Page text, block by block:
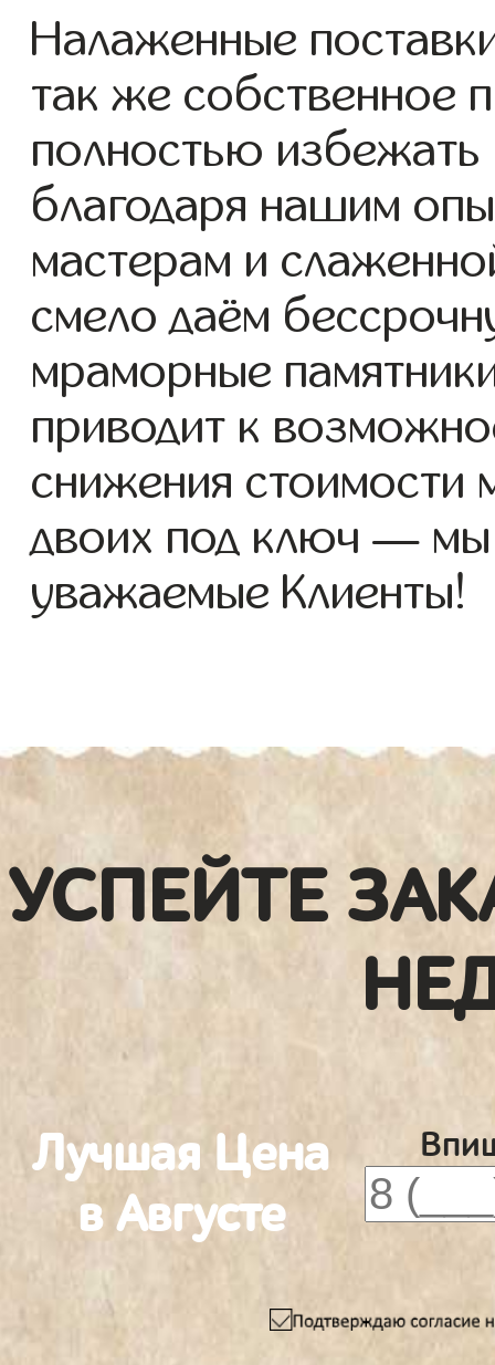
Налаженные
так же собственное
полностью
благодаря нашим
мастерам и
смело даём
мраморные
приводит к
снижения стоимости
двоих под ключ —
уважаемые Клиенты!
УСПЕЙТЕ
Лучшая Цена
в Августе